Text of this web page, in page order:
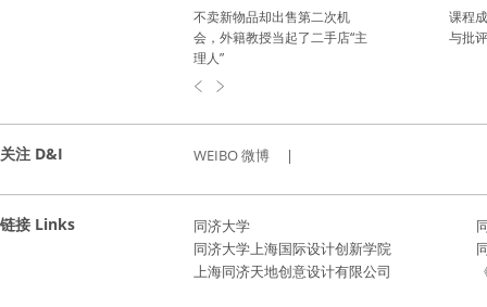
不卖新物品却出售第二次机
会，外籍教授当起了二手店“主
理人”
课程
与批
关注 D&I WEIBO 微博 |
链接 Links 同济大学
同济大学上海国际设计创新学院
上海同济天地创意设计有限公司